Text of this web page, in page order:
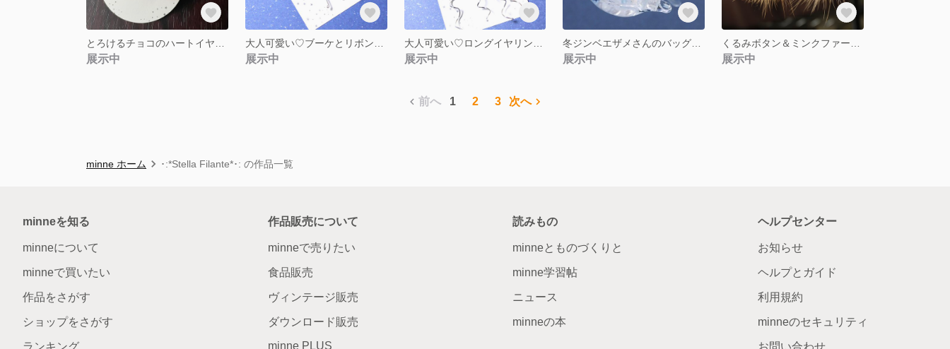
展示中 展示中 展示中 展示中 展示中
前へ 1 2 3 次へ
minne ホーム ･:*Stella Filante*･: の作品一覧
minneを知る
minneについて
minneで買いたい
作品をさがす
ショップをさがす
ランキング
作品販売について
minneで売りたい
食品販売
ヴィンテージ販売
ダウンロード販売
minne PLUS
読みもの
minneとものづくりと
minne学習帖
ニュース
minneの本
ヘルプセンター
お知らせ
ヘルプとガイド
利用規約
minneのセキュリティ
お問い合わせ